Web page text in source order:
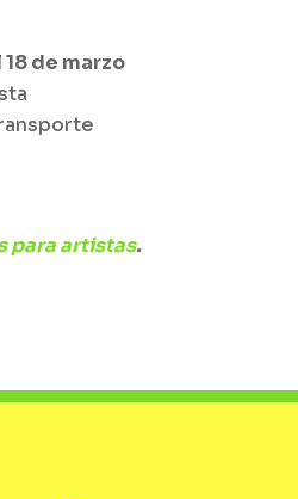
de marzo
para artistas.